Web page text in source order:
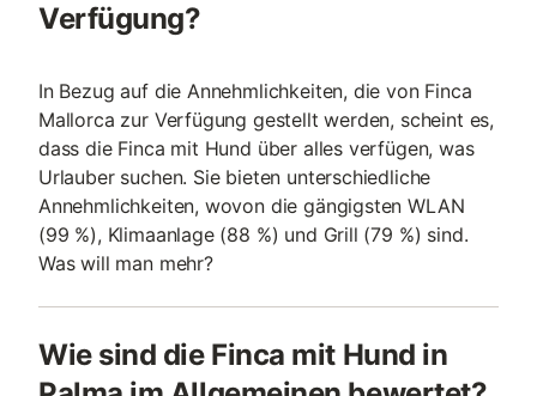
Verfügung?
In Bezug auf die Annehmlichkeiten, die von Finca
Mallorca zur Verfügung gestellt werden, scheint es,
dass die Finca mit Hund über alles verfügen, was
Urlauber suchen. Sie bieten unterschiedliche
Annehmlichkeiten, wovon die gängigsten WLAN
(99 %), Klimaanlage (88 %) und Grill (79 %) sind.
Was will man mehr?
Wie sind die Finca mit Hund in